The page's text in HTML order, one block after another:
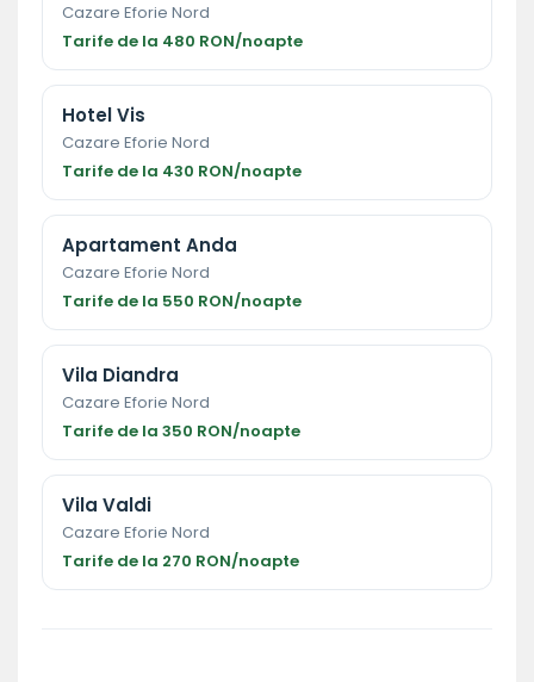
Cazare Eforie Nord
Tarife de la 480 RON/noapte
Hotel Vis
Cazare Eforie Nord
Tarife de la 430 RON/noapte
Apartament Anda
Cazare Eforie Nord
Tarife de la 550 RON/noapte
Vila Diandra
Cazare Eforie Nord
Tarife de la 350 RON/noapte
Vila Valdi
Cazare Eforie Nord
Tarife de la 270 RON/noapte